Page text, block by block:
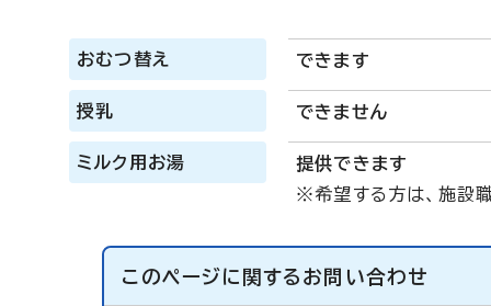
おむつ替え できます
授乳 できません
ミルク用お湯
提供できます
※希望する方は、施設
このページに関する お問い合わせ